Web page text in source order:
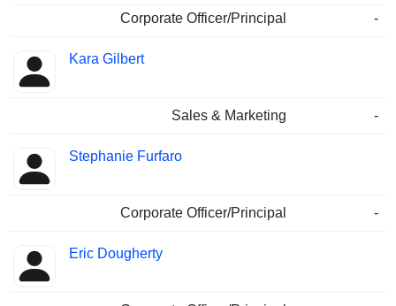
Corporate Officer/Principal
-
Kara Gilbert
Sales & Marketing -
Stephanie Furfaro
Corporate Officer/Principal -
Eric Dougherty